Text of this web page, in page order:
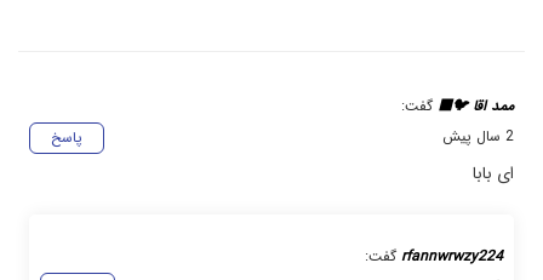
ممد اقا 🐦‍⬛ گفت:
پاسخ
2 سال پیش
ای بابا
rfannwrwzy224 گفت: